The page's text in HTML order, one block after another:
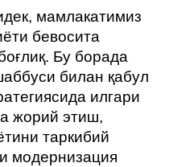
мамлакатимиз
бевосита
Бу борада
билан қабул
илгари
жорий этиш,
таркибий
модернизация